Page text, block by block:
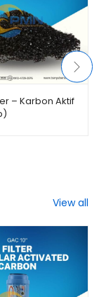
– Karbon Aktif
View all